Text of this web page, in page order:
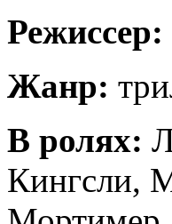
Режиссер:
Жанр:
В ролях:
Кингсли,